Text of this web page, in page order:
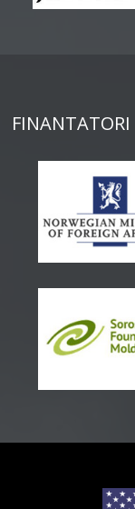
FINANTATORI